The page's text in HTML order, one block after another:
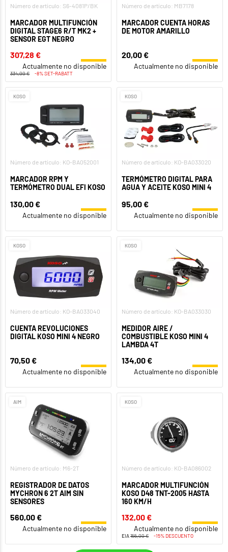
Número de artículo: S6-4081P/BK
MARCADOR MULTIFUNCIÓN
DIGITAL STAGE6 R/T MK2 +
SENSOR EGT NEGRO
307,28 €
Actualmente no disponible
334,00 € -8% SET-RABATT
Número de artículo: MB7178
MARCADOR CUENTA HORAS
DE MOTOR AMARILLO
20,00 €
Actualmente no disponible
KOSO
Número de artículo: KO-BA052001
MARCADOR RPM Y
TERMÓMETRO DUAL EFI KOSO
130,00 €
Actualmente no disponible
KOSO
Número de artículo: KO-BA033020
TERMÓMETRO DIGITAL PARA
AGUA Y ACEITE KOSO MINI 4
95,00 €
Actualmente no disponible
KOSO
Número de artículo: KO-BA033040
CUENTA REVOLUCIONES
DIGITAL KOSO MINI 4 NEGRO
70,50 €
Actualmente no disponible
KOSO
Número de artículo: KO-BA033030
MEDIDOR AIRE /
COMBUSTIBLE KOSO MINI 4
LAMBDA 4T
134,00 €
Actualmente no disponible
AIM
Número de artículo: M6-2T
REGISTRADOR DE DATOS
MYCHRON 6 2T AIM SIN
SENSORES
560,00 €
Actualmente no disponible
KOSO
Número de artículo: KO-BA086002
MARCADOR MULTIFUNCIÓN
KOSO D48 TNT-2005 HASTA
160 KM/H
132,00 €
Actualmente no disponible
EIA155,00 € -15% DESCUENTO